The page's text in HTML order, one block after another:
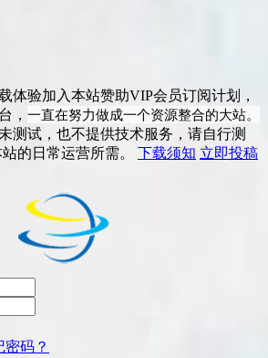
体验加入本站赞助VIP会员订阅计划，
， 一直在努力做成一个资源整合的大站。
测试，也不提供技术服务，请自行测
的日常运营所需。 下载须知 立即投稿
密码？